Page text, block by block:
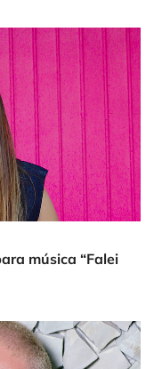
música “Falei